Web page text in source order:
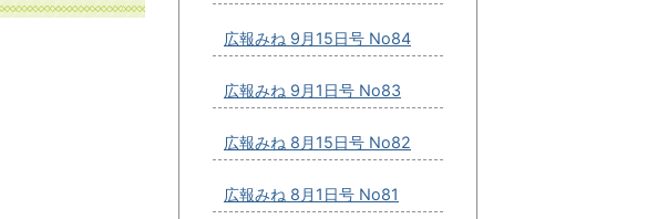
広報みね 9月15日号 No84
広報みね 9月1日号 No83
広報みね 8月15日号 No82
広報みね 8月1日号 No81